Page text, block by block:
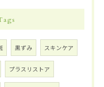
黒ずみ スキンケア
プラスリストア